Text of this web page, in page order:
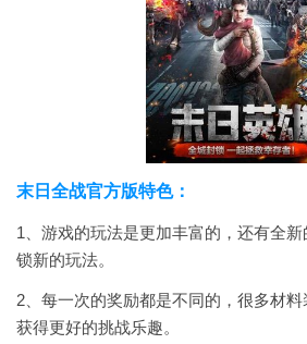
末日全战官方版特色：
1、游戏的玩法是更加丰富的，还有全
锁新的玩法。
2、每一次的奖励都是不同的，很多材料
获得更好的挑战乐趣。